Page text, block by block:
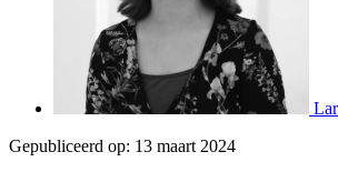
Gepubliceerd op: 13 maart 2024